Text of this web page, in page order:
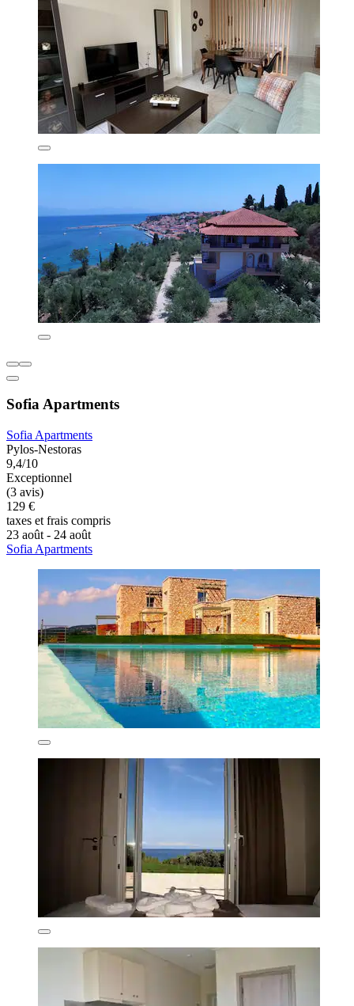
Sofia Apartments
Sofia Apartments
Pylos-Nestoras
9,4/10
Exceptionnel
(3 avis)
129 €
taxes et frais compris
23 août - 24 août
Sofia Apartments